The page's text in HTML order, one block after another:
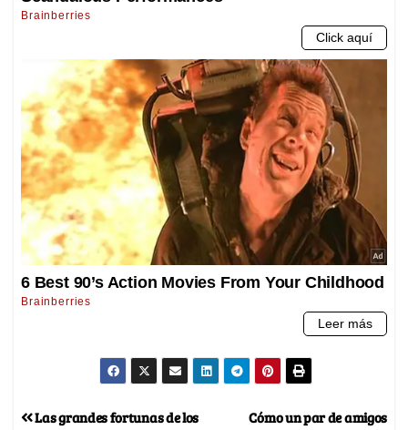
Cómo un par de amigos
Las grandes fortunas de los